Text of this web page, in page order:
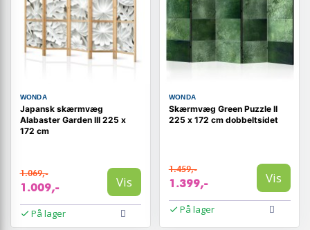
WONDA
Japansk skærmvæg
Alabaster Garden III 225 x
172 cm
1.069,-
1.009,- Vis
På lager
WONDA
Skærmvæg Green Puzzle II
225 x 172 cm dobbeltsidet
1.459,-
1.399,- Vis
På lager